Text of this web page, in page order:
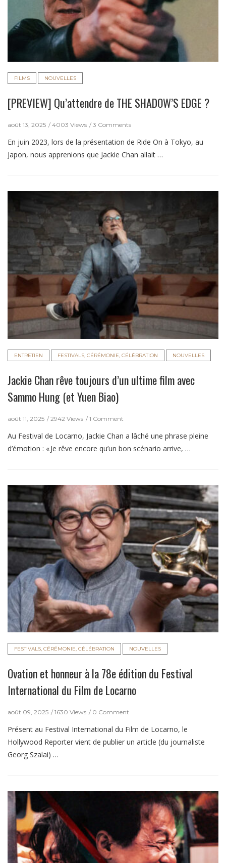
FILMS NOUVELLES
[PREVIEW] Qu’attendre de THE SHADOW’S EDGE ?
août 13, 2025 4003 Views 3 Comments
En juin 2023, lors de la présentation de Ride On à Tokyo, au
Japon, nous apprenions que Jackie Chan allait …
ENTRETIEN FESTIVALS, CÉRÉMONIE, CÉLÉBRATION NOUVELLES
Jackie Chan rêve toujours d’un ultime film avec
Sammo Hung (et Yuen Biao)
août 11, 2025 2942 Views 1 Comment
Au Festival de Locarno, Jackie Chan a lâché une phrase pleine
d’émotion : « Je rêve encore qu’un bon scénario arrive, …
FESTIVALS, CÉRÉMONIE, CÉLÉBRATION NOUVELLES
Ovation et honneur à la 78e édition du Festival
International du Film de Locarno
août 09, 2025 1630 Views 0 Comment
Présent au Festival International du Film de Locarno, le
Hollywood Reporter vient de publier un article (du journaliste
Georg Szalai) …